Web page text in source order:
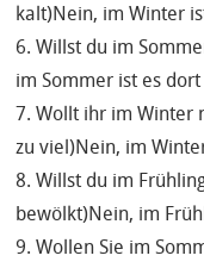
kalt)Nein, im Winter
6. Willst du im
im Sommer ist es
7. Wollt ihr im Winter
zu viel)Nein, im
8. Willst du im
bewölkt)Nein, im
9. Wollen Sie im